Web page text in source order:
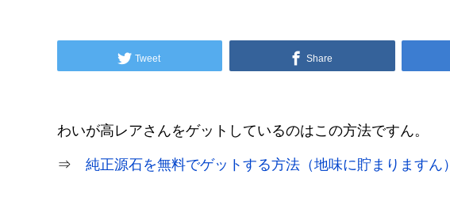
Tweet Share
わいが高レアさんをゲットしているのはこの方法ですん。
⇒ 純正源石を無料でゲットする方法（地味に貯まりますん）